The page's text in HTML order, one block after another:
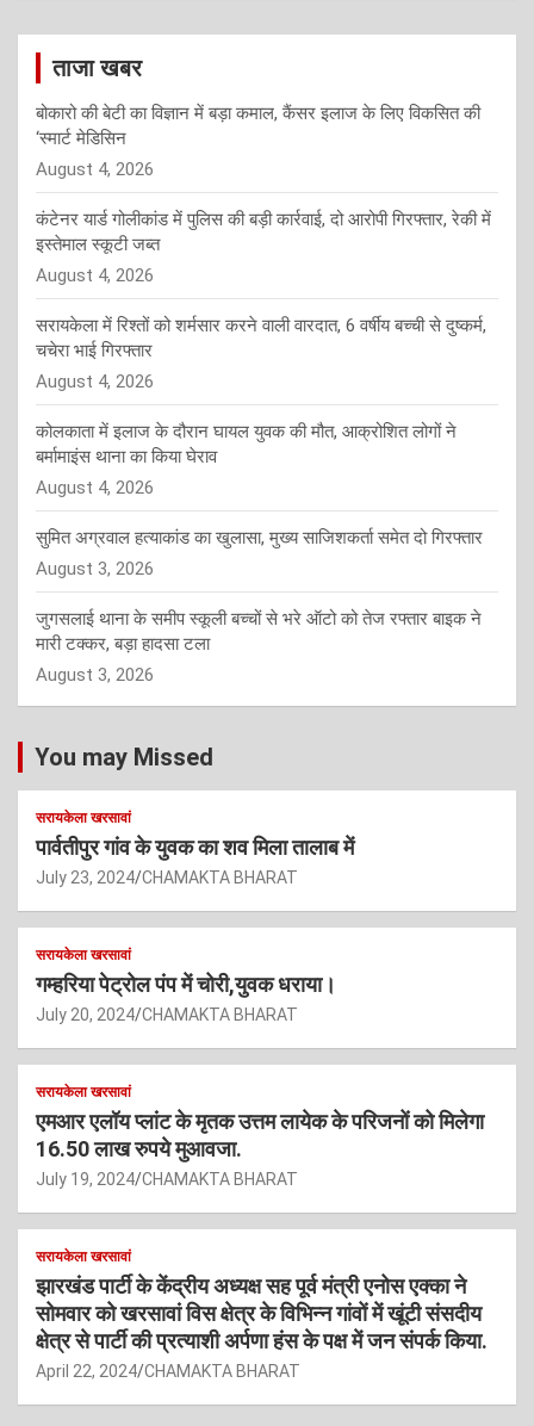
ताजा खबर
बोकारो की बेटी का विज्ञान में बड़ा कमाल, कैंसर इलाज के लिए विकसित की
‘स्मार्ट मेडिसिन
August 4, 2026
कंटेनर यार्ड गोलीकांड में पुलिस की बड़ी कार्रवाई, दो आरोपी गिरफ्तार, रेकी में
इस्तेमाल स्कूटी जब्त
August 4, 2026
सरायकेला में रिश्तों को शर्मसार करने वाली वारदात, 6 वर्षीय बच्ची से दुष्कर्म,
चचेरा भाई गिरफ्तार
August 4, 2026
कोलकाता में इलाज के दौरान घायल युवक की मौत, आक्रोशित लोगों ने
बर्मामाइंस थाना का किया घेराव
August 4, 2026
सुमित अग्रवाल हत्याकांड का खुलासा, मुख्य साजिशकर्ता समेत दो गिरफ्तार
August 3, 2026
जुगसलाई थाना के समीप स्कूली बच्चों से भरे ऑटो को तेज रफ्तार बाइक ने
मारी टक्कर, बड़ा हादसा टला
August 3, 2026
You may Missed
सरायकेला खरसावां
पार्वतीपुर गांव के युवक का शव मिला तालाब में
July 23, 2024 CHAMAKTA BHARAT
सरायकेला खरसावां
गम्हरिया पेट्रोल पंप में चोरी,युवक धराया।
July 20, 2024 CHAMAKTA BHARAT
सरायकेला खरसावां
एमआर एलॉय प्लांट के मृतक उत्तम लायेक के परिजनों को मिलेगा
16.50 लाख रुपये मुआवजा.
July 19, 2024 CHAMAKTA BHARAT
सरायकेला खरसावां
झारखंड पार्टी के केंद्रीय अध्यक्ष सह पूर्व मंत्री एनोस एक्का ने
सोमवार को खरसावां विस क्षेत्र के विभिन्न गांवों में खूंटी संसदीय
क्षेत्र से पार्टी की प्रत्याशी अर्पणा हंस के पक्ष में जन संपर्क किया.
April 22, 2024 CHAMAKTA BHARAT